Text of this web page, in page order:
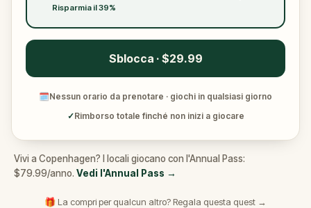
Risparmia il 39%
Sblocca · $29.99
🗓Nessun orario da prenotare · giochi in qualsiasi giorno
✓Rimborso totale finché non inizi a giocare
Vivi a Copenhagen? I locali giocano con l'Annual Pass:
$79.99/anno. Vedi l'Annual Pass →
🎁 La compri per qualcun altro? Regala questa quest →